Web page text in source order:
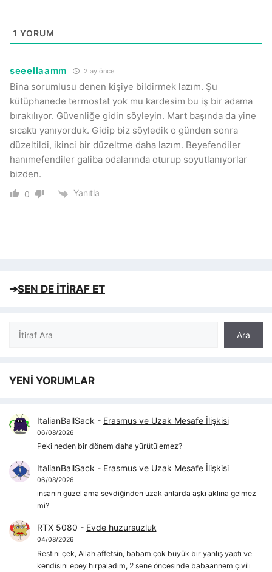
1 YORUM
seeellaamm 2 ay önce
Bina sorumlusu denen kişiye bildirmek lazım. Şu
kütüphanede termostat yok mu kardesim bu iş bir adama
bırakılıyor. Güvenliğe gidin söyleyin. Mart başında da yine
sıcaktı yanıyorduk. Gidip biz söyledik o günden sonra
düzeltildi, ikinci bir düzeltme daha lazım. Beyefendiler
hanımefendiler galiba odalarında oturup soyutlanıyorlar
bizden.
0 Yanıtla
➔SEN DE İTİRAF ET
Ara
Ara
YENİ YORUMLAR
ItalianBallSack - Erasmus ve Uzak Mesafe İlişkisi
06/08/2026
Peki neden bir dönem daha yürütülemez?
ItalianBallSack - Erasmus ve Uzak Mesafe İlişkisi
06/08/2026
insanın güzel ama sevdiğinden uzak anlarda aşkı aklına gelmez
mi?
RTX 5080 - Evde huzursuzluk
04/08/2026
Restini çek, Allah affetsin, babam çok büyük bir yanlış yaptı ve
kendisini epey hırpaladım, 2 sene öncesinde babaannem çivili